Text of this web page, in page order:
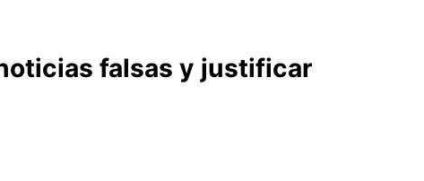
falsas y justificar